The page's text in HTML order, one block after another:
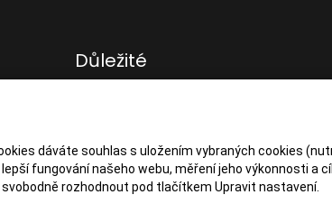
Důležité
dáváte souhlas s uložením vybraných cookies
fungování našeho webu, měření jeho výkonnosti a
rozhodnout pod tlačítkem Upravit nastavení.